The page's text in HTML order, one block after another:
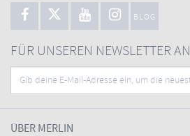
BLOG
FÜR UNSEREN NEWSLETTER
ÜBER MERLIN